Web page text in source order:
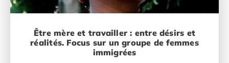
Être mère et travailler : entre désirs et
réalités. Focus sur un groupe de femmes
immigrées